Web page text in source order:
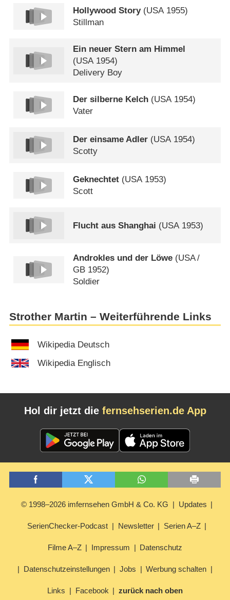
Hollywood Story(USA1955)
Stillman
Ein neuer Stern am Himmel
(USA1954)
Delivery Boy
Der silberne Kelch (USA 1954)
Vater
Der einsame Adler (USA1954)
Scotty
Geknechtet (USA1953)
Scott
Flucht aus Shanghai (USA 1953)
Androkles und der Löwe (USA/
GB 1952)
Soldier
Strother Martin – Weiterführende Links
Wikipedia Deutsch
Wikipedia Englisch
Hol dir jetzt die fernsehserien.de App
© 1998–2026 imfernsehen GmbH & Co. KG Updates
SerienChecker-Podcast Newsletter Serien A–Z
Filme A–Z Impressum Datenschutz
Datenschutzeinstellungen Jobs Werbung schalten
Links Facebook zurück nach oben